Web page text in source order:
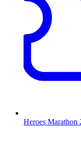
Heroes Marathon